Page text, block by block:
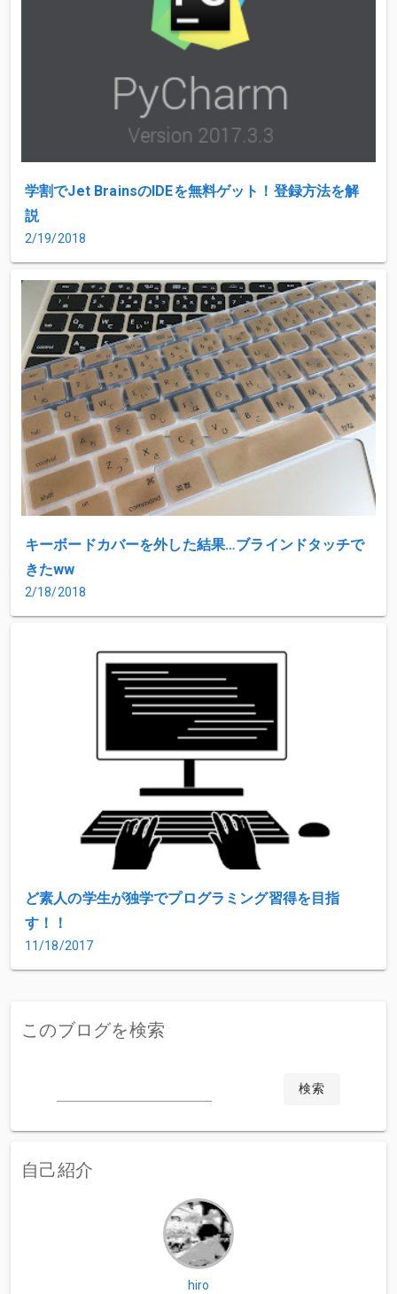
学割でJet BrainsのIDEを無料ゲット！登録方法を解
説
2/19/2018
キーボードカバーを外した結果…ブラインドタッチで
きたww
2/18/2018
ど素人の学生が独学でプログラミング習得を目指
す！！
11/18/2017
このブログを検索
検索
自己紹介
hiro